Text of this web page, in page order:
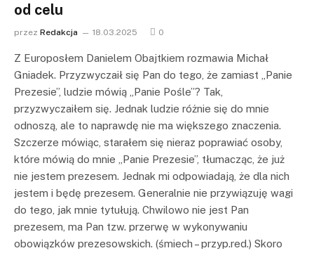
od celu
przez Redakcja 18.03.2025 0
Z Europosłem Danielem Obajtkiem rozmawia Michał
Gniadek. Przyzwyczaił się Pan do tego, że zamiast „Panie
Prezesie”, ludzie mówią „Panie Pośle”? Tak,
przyzwyczaiłem się. Jednak ludzie różnie się do mnie
odnoszą, ale to naprawdę nie ma większego znaczenia.
Szczerze mówiąc, starałem się nieraz poprawiać osoby,
które mówią do mnie „Panie Prezesie”, tłumacząc, że już
nie jestem prezesem. Jednak mi odpowiadają, że dla nich
jestem i będę prezesem. Generalnie nie przywiązuję wagi
do tego, jak mnie tytułują. Chwilowo nie jest Pan
prezesem, ma Pan tzw. przerwę w wykonywaniu
obowiązków prezesowskich. (śmiech – przyp.red.) Skoro